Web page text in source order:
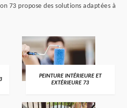
73 propose des solutions adaptées à
PEINTURE INTÉRIEURE ET
EXTÉRIEURE 73